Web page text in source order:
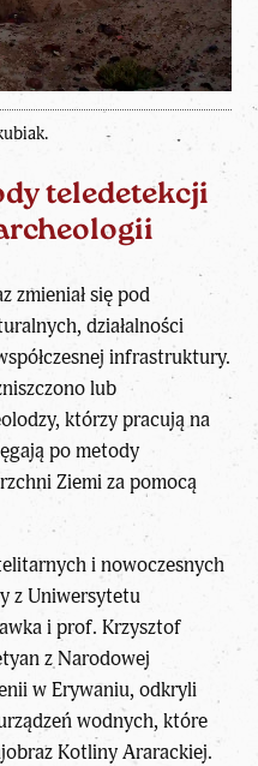
teledetekcji
zmieniał się pod
działalności
infrastruktury.
lub
którzy pracują na
po metody
Ziemi za pomocą
i nowoczesnych
z Uniwersytetu
i prof. Krzysztof
z Narodowej
w Erywaniu, odkryli
wodnych, które
Kotliny Ararackiej.